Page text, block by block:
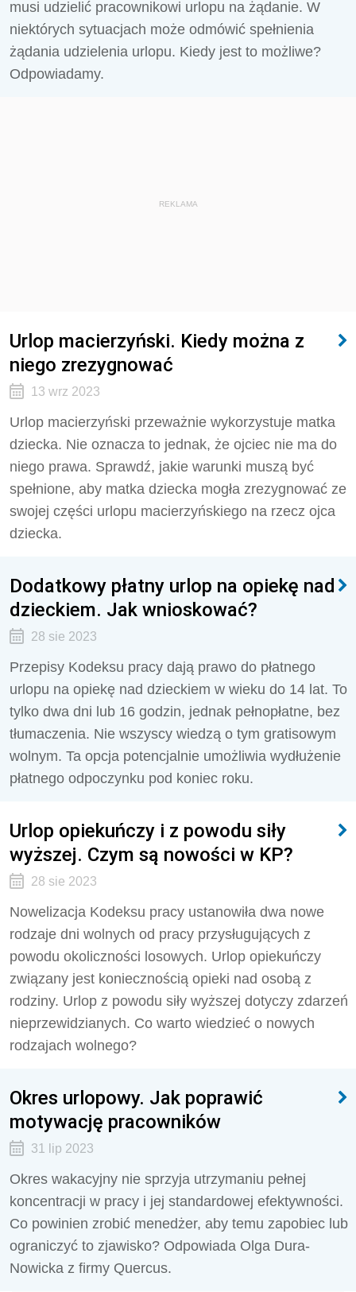
musi udzielić pracownikowi urlopu na żądanie. W
niektórych sytuacjach może odmówić spełnienia
żądania udzielenia urlopu. Kiedy jest to możliwe?
Odpowiadamy.
REKLAMA
Urlop macierzyński. Kiedy można z
niego zrezygnować
13 wrz 2023
Urlop macierzyński przeważnie wykorzystuje matka
dziecka. Nie oznacza to jednak, że ojciec nie ma do
niego prawa. Sprawdź, jakie warunki muszą być
spełnione, aby matka dziecka mogła zrezygnować ze
swojej części urlopu macierzyńskiego na rzecz ojca
dziecka.
Dodatkowy płatny urlop na opiekę nad
dzieckiem. Jak wnioskować?
28 sie 2023
Przepisy Kodeksu pracy dają prawo do płatnego
urlopu na opiekę nad dzieckiem w wieku do 14 lat. To
tylko dwa dni lub 16 godzin, jednak pełnopłatne, bez
tłumaczenia. Nie wszyscy wiedzą o tym gratisowym
wolnym. Ta opcja potencjalnie umożliwia wydłużenie
płatnego odpoczynku pod koniec roku.
Urlop opiekuńczy i z powodu siły
wyższej. Czym są nowości w KP?
28 sie 2023
Nowelizacja Kodeksu pracy ustanowiła dwa nowe
rodzaje dni wolnych od pracy przysługujących z
powodu okoliczności losowych. Urlop opiekuńczy
związany jest koniecznością opieki nad osobą z
rodziny. Urlop z powodu siły wyższej dotyczy zdarzeń
nieprzewidzianych. Co warto wiedzieć o nowych
rodzajach wolnego?
Okres urlopowy. Jak poprawić
motywację pracowników
31 lip 2023
Okres wakacyjny nie sprzyja utrzymaniu pełnej
koncentracji w pracy i jej standardowej efektywności.
Co powinien zrobić menedżer, aby temu zapobiec lub
ograniczyć to zjawisko? Odpowiada Olga Dura-
Nowicka z firmy Quercus.